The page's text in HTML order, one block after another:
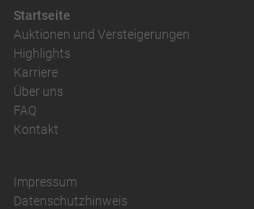
Startseite
Auktionen und Versteigerungen
Highlights
Karriere
Über uns
FAQ
Kontakt
Impressum
Datenschutzhinweis